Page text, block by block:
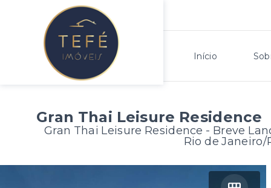
Início
Gran Thai Leisure Residence
Gran Thai Leisure Residence - Breve
Rio de Janeiro/